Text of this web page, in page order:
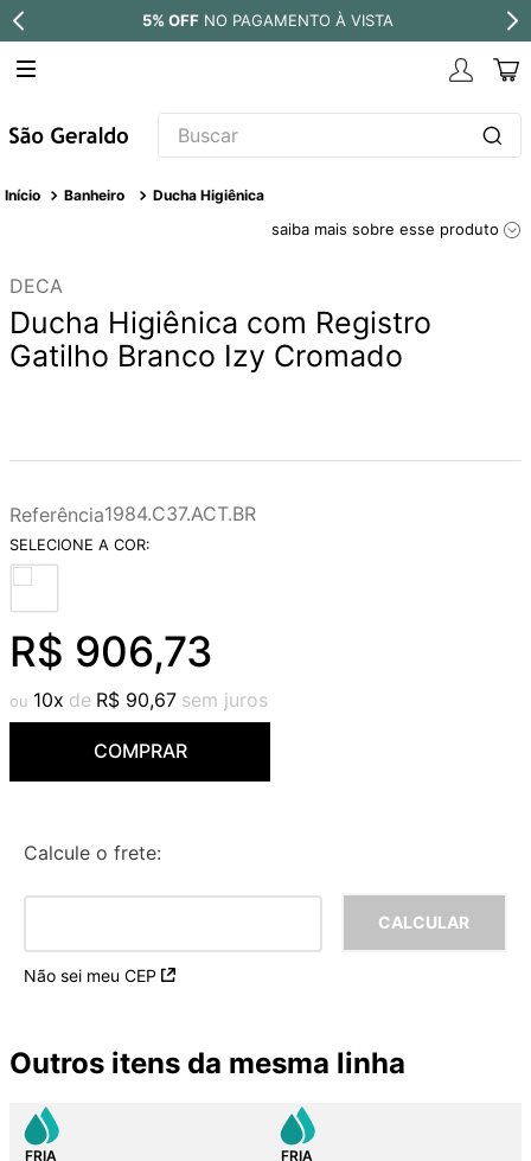
5% OFF NO PAGAMENTO À VISTA
Buscar
Banheiro Ducha Higiênica
saiba mais sobre esse produto
DECA
Ducha Higiênica com Registro
Gatilho Branco Izy Cromado
Referência1984.C37.ACT.BR
R$ 906,73
10 R$ 90,67
COMPRAR
Calcule o frete:
Não sei meu CEP
Outros itens da mesma linha
TERMOS MAIS BUSCADOS
4º
torneira
7º
deca you
8º
black matte
9º
red gold